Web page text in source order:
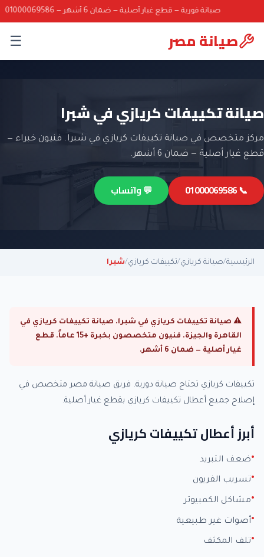
صيانة فورية — قطع غيار أصلية — ضمان 6 أشهر — 01000069586
صيانة مصر ☰
صيانة تكييفات كريازي في شبرا
مركز متخصص في صيانة تكييفات كريازي في شبرا. فنيون خبراء —
قطع غيار أصلية — ضمان 6 أشهر.
📞 01000069586 💬 واتساب
الرئيسية/صيانة كريازي/تكييفات كريازي/شبرا
⚠ صيانة تكييفات كريازي في شبرا. صيانة تكييفات كريازي في
القاهرة والجيزة. فنيون متخصصون بخبرة +15 عاماً. قطع
غيار أصلية — ضمان 6 أشهر.
تكييفات كريازي تحتاج صيانة دورية. فريق صيانة مصر متخصص في
إصلاح جميع أعطال تكييفات كريازي بقطع غيار أصلية.
أبرز أعطال تكييفات كريازي
ضعف التبريد
تسريب الفريون
مشاكل الكمبيوتر
أصوات غير طبيعية
تلف المكثف